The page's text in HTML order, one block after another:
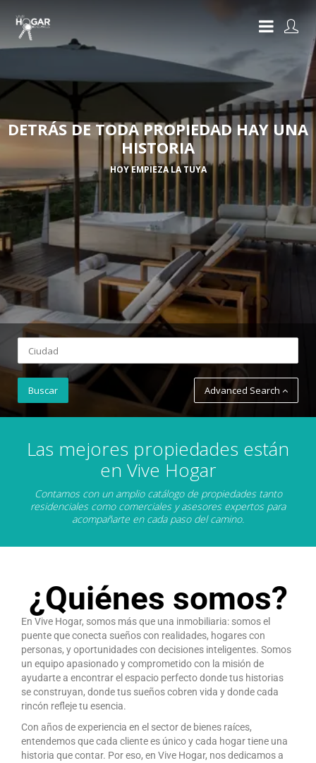
DETRÁS DE TODA PROPIEDAD HAY UNA
HISTORIA
HOY EMPIEZA LA TUYA
Advanced Search
Las mejores propiedades están
en Vive Hogar
Contamos con un amplio catálogo de propiedades tanto
residenciales como comerciales y asesores expertos para
acompañarte en cada paso del camino.
¿Quiénes somos?
En Vive Hogar, somos más que una inmobiliaria: somos el
puente que conecta sueños con realidades, hogares con
personas, y oportunidades con decisiones inteligentes. Somos
un equipo apasionado y comprometido con la misión de
ayudarte a encontrar el espacio perfecto donde tus historias
se construyan, donde tus sueños cobren vida y donde cada
rincón refleje tu esencia.
Con años de experiencia en el sector de bienes raíces,
entendemos que cada cliente es único y cada hogar tiene una
historia que contar. Por eso, en Vive Hogar, nos dedicamos a